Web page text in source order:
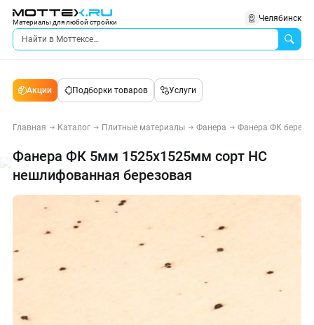
Материалы для любой стройки Челябинск
Акции Подборки товаров Услуги
Главная Каталог Плитные материалы Фанера Фанера ФК
Фанера ФК 5мм 1525х1525мм сорт НС
нешлифованная березовая